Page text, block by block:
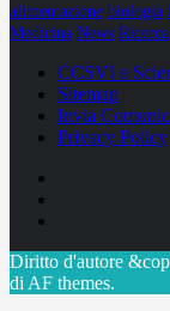
alimentazione biologia
Medicina News Ricerca
CCSVI e
Sitemap
Invia
Privacy Policy
Diritto d'autore
di AF themes.